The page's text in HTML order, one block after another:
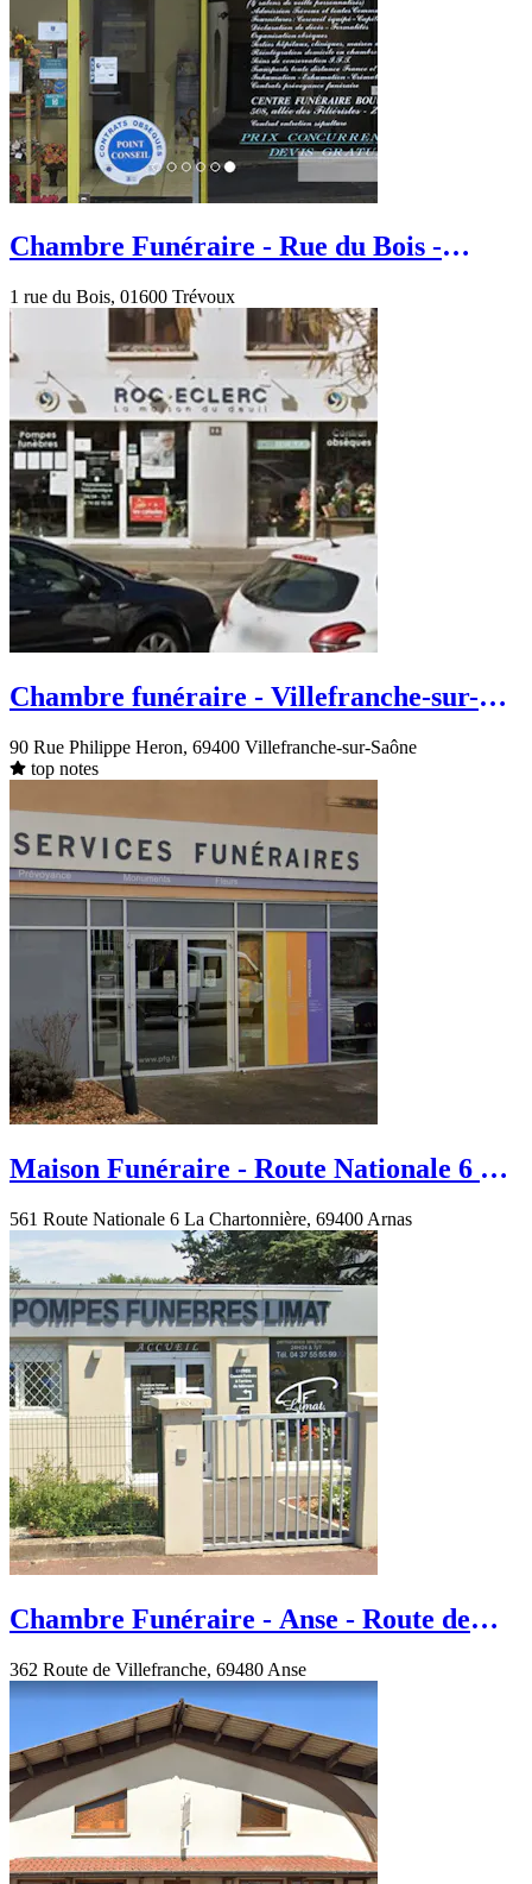
Chambre Funéraire - Rue du Bois -
1 rue du Bois, 01600 Trévoux
Chambre funéraire - Villefranche-sur-
90 Rue Philippe Heron, 69400 Villefranche-sur-Saône
top notes
Maison Funéraire - Route Nationale 6 La
561 Route Nationale 6 La Chartonnière, 69400 Arnas
Chambre Funéraire - Anse - Route de
362 Route de Villefranche, 69480 Anse